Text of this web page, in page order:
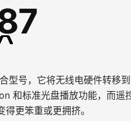
型号，它将无线电硬件转移
和标准光盘播放功能，而遥
更笨重或更拥挤。